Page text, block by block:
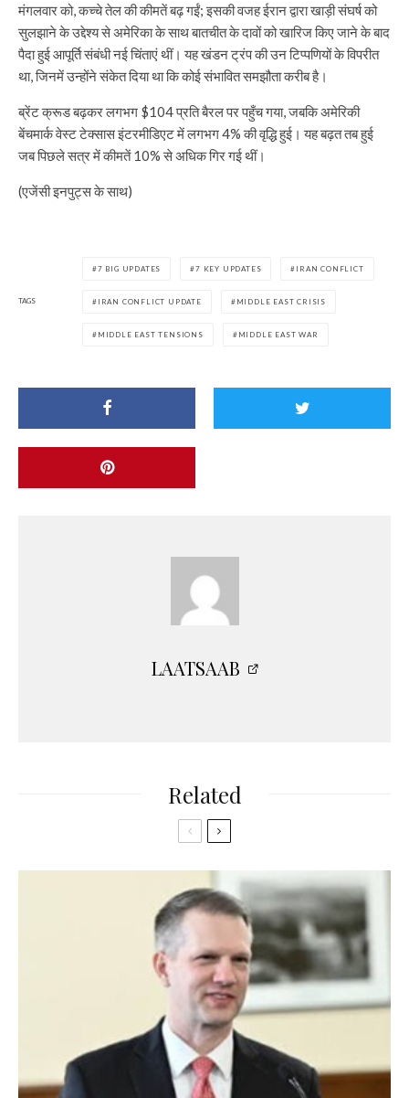
मंगलवार को, कच्चे तेल की कीमतें बढ़ गईं; इसकी वजह ईरान द्वारा खाड़ी संघर्ष को
सुलझाने के उद्देश्य से अमेरिका के साथ बातचीत के दावों को खारिज किए जाने के बाद
पैदा हुई आपूर्ति संबंधी नई चिंताएं थीं। यह खंडन ट्रंप की उन टिप्पणियों के विपरीत
था, जिनमें उन्होंने संकेत दिया था कि कोई संभावित समझौता करीब है।
ब्रेंट क्रूड बढ़कर लगभग $104 प्रति बैरल पर पहुँच गया, जबकि अमेरिकी
बेंचमार्क वेस्ट टेक्सास इंटरमीडिएट में लगभग 4% की वृद्धि हुई। यह बढ़त तब हुई
जब पिछले सत्र में कीमतें 10% से अधिक गिर गई थीं।
(एजेंसी इनपुट्स के साथ)
TAGS
7 BIG UPDATES 7 KEY UPDATES IRAN CONFLICT
IRAN CONFLICT UPDATE MIDDLE EAST CRISIS
MIDDLE EAST TENSIONS MIDDLE EAST WAR
LAATSAAB
Related